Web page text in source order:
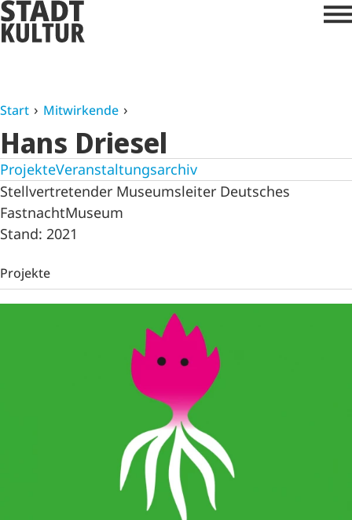
Start Mitwirkende
Hans Driesel
ProjekteVeranstaltungsarchiv
Stellvertretender Museumsleiter Deutsches
FastnachtMuseum
Stand: 2021
Projekte